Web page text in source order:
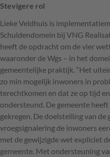
Stevigere rol
Lieke Veldhuis is
Schuldendomein bij VNG
heeft de opdracht om de vier
waaronder de Wgs – in het
gemeentelijke praktijk. “Het
zo min mogelijk inwoners in
terechtkomen en dat ze op tijd
ondersteund. De gemeente
gekregen. De doelstelling van de
vroegsignalering de inwoners
met de gewijzigde wet expliciet
gemeente. Met ondersteuning